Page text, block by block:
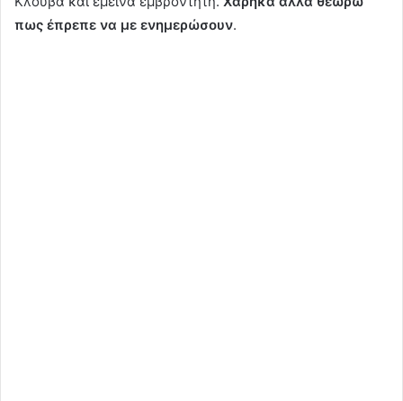
πως έπρεπε να με ενημερώσουν.